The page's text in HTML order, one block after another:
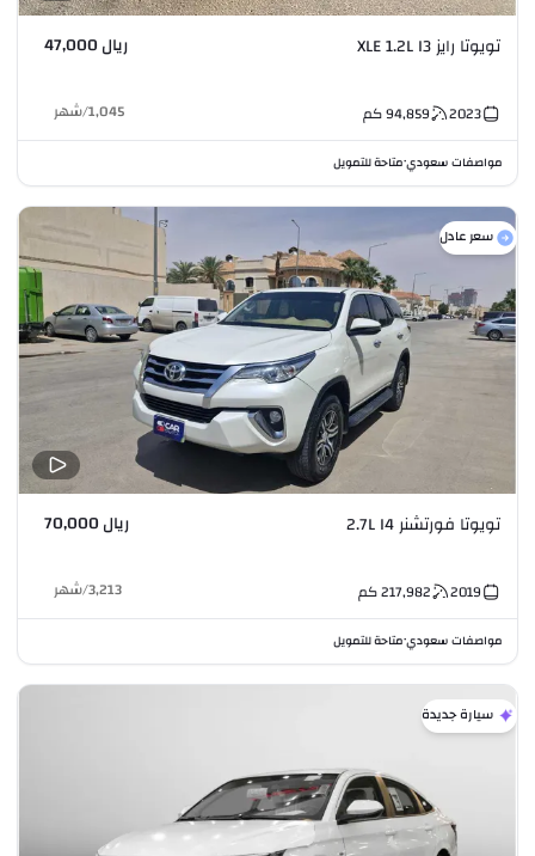
تويوتا رايز XLE 1.2L I3 ريال 47,000
2023
94,859كم 1,045
/شهر
مواصفات سعودي•متاحة للتمويل
سعر عادل
تويوتا فورتشنر 2.7L I4 ريال 70,000
2019
217,982كم 3,213
/شهر
مواصفات سعودي•متاحة للتمويل
سيارة جديدة